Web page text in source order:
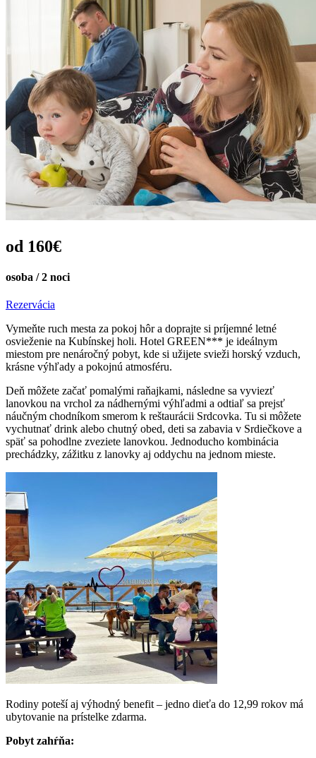
od 160€
osoba / 2 noci
Rezervácia
Vymeňte ruch mesta za pokoj hôr a doprajte si príjemné letné
osvieženie na Kubínskej holi. Hotel GREEN*** je ideálnym
miestom pre nenáročný pobyt, kde si užijete svieži horský vzduch,
krásne výhľady a pokojnú atmosféru.
Deň môžete začať pomalými raňajkami, následne sa vyviezť
lanovkou na vrchol za nádhernými výhľadmi a odtiaľ sa prejsť
náučným chodníkom smerom k reštaurácii Srdcovka. Tu si môžete
vychutnať drink alebo chutný obed, deti sa zabavia v Srdiečkove a
späť sa pohodlne zveziete lanovkou. Jednoducho kombinácia
prechádzky, zážitku z lanovky aj oddychu na jednom mieste.
Rodiny poteší aj výhodný benefit – jedno dieťa do 12,99 rokov má
ubytovanie na prístelke zdarma.
Pobyt zahŕňa: